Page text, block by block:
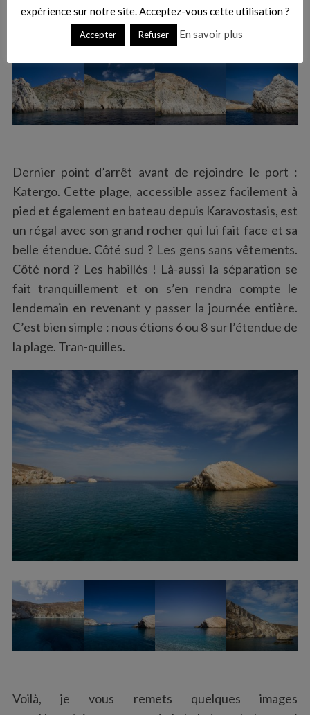
Dernier point d’arrêt avant de rejoindre le port :
Katergo. Cette plage, accessible assez facilement à
pied et également en bateau depuis Karavostasis, est
un régal avec son grand rocher qui lui fait face et sa
belle étendue. Côté sud ? Les gens sans vêtements.
Côté nord ? Les habillés ! Là-aussi la séparation se
fait tranquillement et on s’en rendra compte le
lendemain en revenant y passer la journée entière.
C’est bien simple : nous étions 6 ou 8 sur l’étendue de
la plage. Tran-quilles.
Voilà, je vous remets quelques images
expérience sur notre site. Acceptez-vous cette utilisation ?
Accepter Refuser En savoir plus